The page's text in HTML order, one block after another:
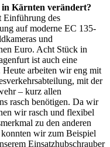
Kärnten verändert?
Einführung des
auf moderne EC 135-
und
Euro. Acht Stück in
ist auch eine
arbeiten wir eng mit
mit der
– kurz allen
rasch benötigen. Da wir
wir rasch und flexibel
zu den anderen
wir zum Beispiel
Einsatzhubschrauber